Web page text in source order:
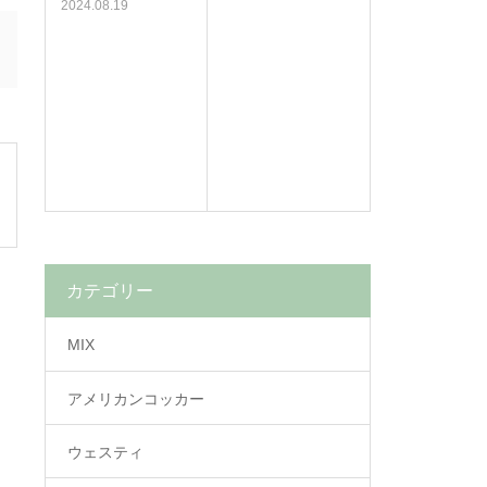
2024.08.19
カテゴリー
MIX
アメリカンコッカー
ウェスティ